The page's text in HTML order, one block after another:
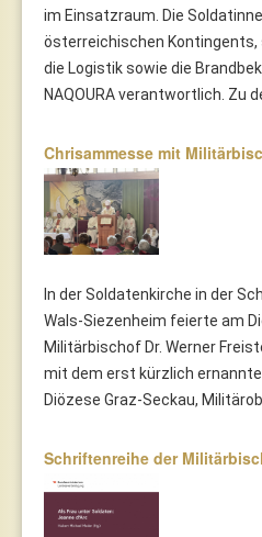
im Einsatzraum. Die
österreichischen
die Logistik sowie die
NAQOURA verantwortlich. Zu
Chrisammesse mit
In der Soldatenkirche in der
Wals-Siezenheim feierte am
Militärbischof Dr. Werner
mit dem erst kürzlich
Diözese Graz-Seckau,
Schriftenreihe der